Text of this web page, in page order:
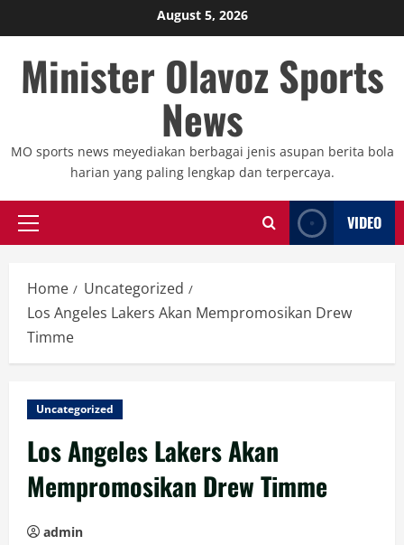
to
content
August 5, 2026
Minister Olavoz Sports
News
MO sports news meyediakan berbagai jenis asupan berita bola
harian yang paling lengkap dan terpercaya.
Primary
VIDEO
Home
Uncategorized
Los Angeles Lakers Akan Mempromosikan Drew
Timme
Uncategorized
Los Angeles Lakers Akan
Mempromosikan Drew Timme
admin